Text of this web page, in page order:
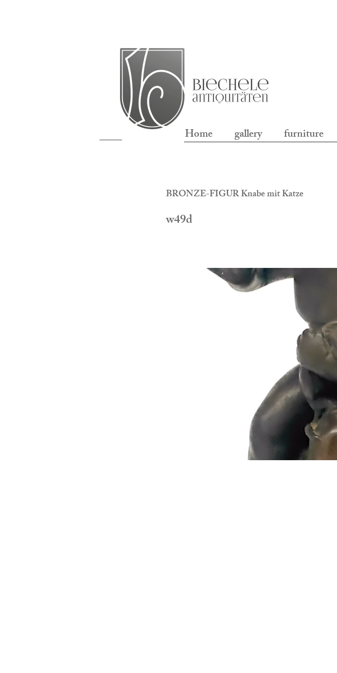
Home gallery furniture
BRONZE-FIGUR Knabe mit Katze
w49d